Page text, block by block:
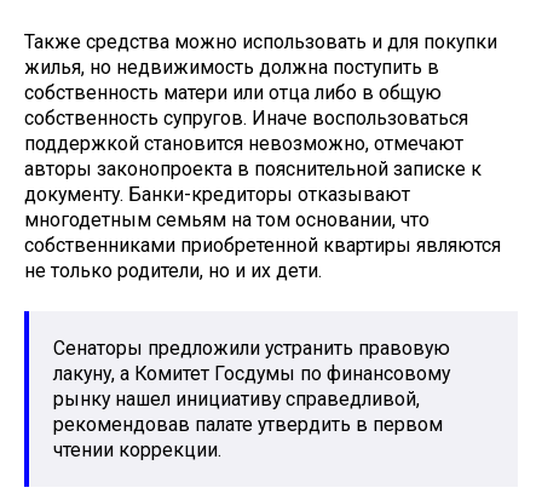
Также средства можно использовать и для покупки
жилья, но недвижимость должна поступить в
собственность матери или отца либо в общую
собственность супругов. Иначе воспользоваться
поддержкой становится невозможно, отмечают
авторы законопроекта в пояснительной записке к
документу. Банки-кредиторы отказывают
многодетным семьям на том основании, что
собственниками приобретенной квартиры являются
не только родители, но и их дети.
Сенаторы предложили устранить правовую
лакуну, а Комитет Госдумы по финансовому
рынку нашел инициативу справедливой,
рекомендовав палате утвердить в первом
чтении коррекции.